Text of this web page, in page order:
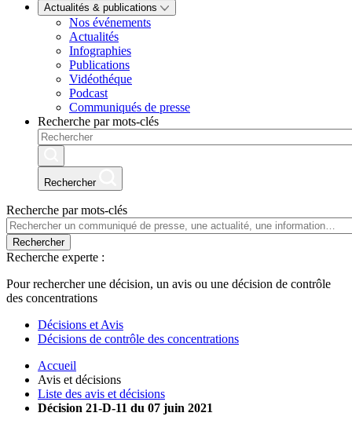
Actualités & publications
Nos événements
Actualités
Infographies
Publications
Vidéothéque
Podcast
Communiqués de presse
Recherche par mots-clés
Rechercher
Recherche par mots-clés
Rechercher
Recherche experte :
Pour rechercher une décision, un avis ou une décision de contrôle
des concentrations
Décisions et Avis
Décisions de contrôle des concentrations
Accueil
Avis et décisions
Liste des avis et décisions
Décision 21-D-11 du 07 juin 2021